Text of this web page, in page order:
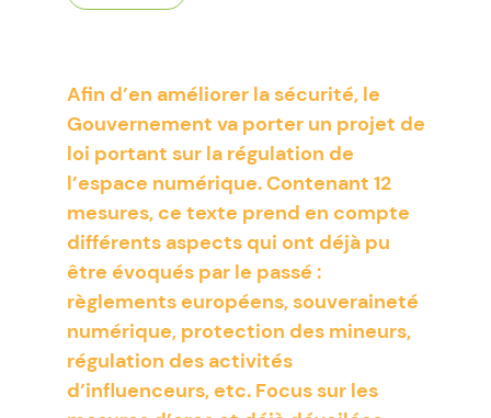
Afin d’en améliorer la sécurité, le
Gouvernement va porter un projet de
loi portant sur la régulation de
l’espace numérique. Contenant 12
mesures, ce texte prend en compte
différents aspects qui ont déjà pu
être évoqués par le passé :
règlements européens, souveraineté
numérique, protection des mineurs,
régulation des activités
d’influenceurs, etc. Focus sur les